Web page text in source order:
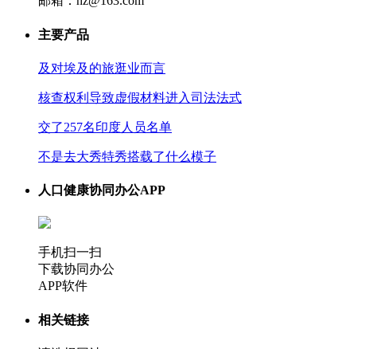
主要产品
及对埃及的旅逛业而言
核查权利导致虚假材料进入司法法式
交了257名印度人员名单
不是去大秀特秀搭载了什么模子
人口健康协同办公APP
手机扫一扫
下载协同办公
APP软件
相关链接